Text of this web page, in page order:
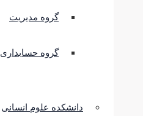
گروه مدیریت
گروه حسابداری
دانشکده علوم انسانی